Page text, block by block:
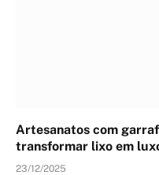
Artesanatos com
transformar lixo em
23/12/2025